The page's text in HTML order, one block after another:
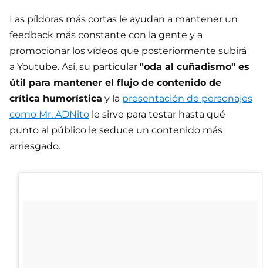
Las píldoras más cortas le ayudan a mantener un
feedback más constante con la gente y a
promocionar los vídeos que posteriormente subirá
a Youtube. Así, su particular "oda al cuñadismo" es
útil para mantener el flujo de contenido de
crítica humorística y la presentación de personajes
como Mr. ADNito le sirve para testar hasta qué
punto al público le seduce un contenido más
arriesgado.